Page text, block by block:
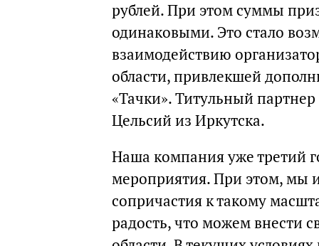
рублей. При этом суммы
одинаковыми. Это стало
взаимодействию
области, привлекшей
«Тачки». Титульный
Цельсий из Иркутска.
Наша компания уже третий
мероприятия. При этом, мы
сопричастия к такому
радость, что можем внести